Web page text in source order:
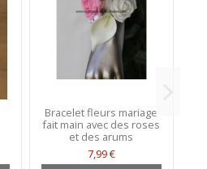
Bracelet fleurs mariage
fait main avec des roses
et des arums
7,99 €